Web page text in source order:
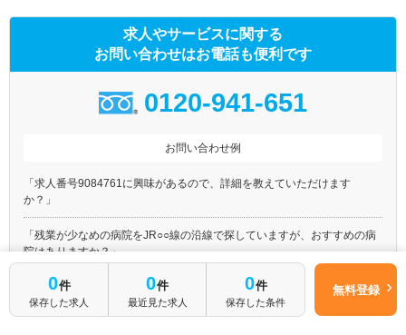
0件
保存した求人
0件
最近見た求人
0件
保存した条件
無料登録
求人やサービスに関する
お問い合わせはお電話も便利です
0120-941-651
お問い合わせ例
「求人番号9084761に興味があるので、詳細を教えていただけます
か？」
「残業が少なめの病院をJR○○線の沿線で探していますが、おすすめの病
院はありますか？」
「訪問リハビリの募集を都内で探しています。マイナビコメディカルに載
っている○○○○○以外におすすめの求人はありますか？」